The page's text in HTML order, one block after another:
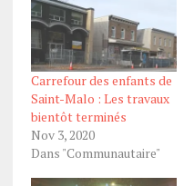
Carrefour des enfants de
Saint-Malo : Les travaux
bientôt terminés
Nov 3, 2020
Dans "Communautaire"